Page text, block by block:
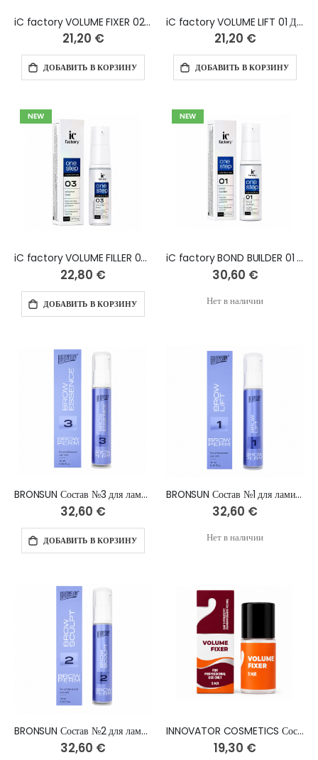
iC factory VOLUME FIXER 02 Для ламинирования ресниц, 5 мл
21,20 €
ДОБАВИТЬ В КОРЗИНУ
iC factory VOLUME LIFT 01 Для ламинирования ресниц, 5 мл
21,20 €
ДОБАВИТЬ В КОРЗИНУ
NEW
iC factory VOLUME FILLER 03 One step для ламинирования ресниц, 5 мл
22,80 €
ДОБАВИТЬ В КОРЗИНУ
NEW
iC factory BOND BUILDER 01 One step для ламинирования ресниц, 5 мл
30,60 €
Нет в наличии
BRONSUN Состав №3 для ламинирования бровей BROW ESSENCE, 10 мл
32,60 €
ДОБАВИТЬ В КОРЗИНУ
BRONSUN Состав №1 для ламинирования бровей BROW LIFT, 10 мл
32,60 €
Нет в наличии
BRONSUN Состав №2 для ламинирования бровей BROW SCULPT, 10 мл
32,60 €
INNOVATOR COSMETICS Состав №2 для ламинирования ресниц и бровей «Volume Fixer», 5 мл
19,30 €